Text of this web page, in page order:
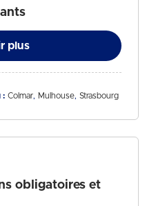
plus
: Colmar Mulhouse Strasbourg
obligatoires et